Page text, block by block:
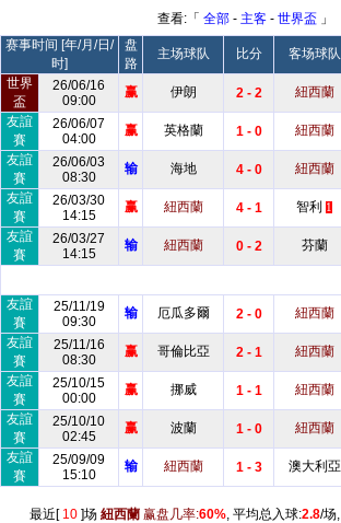
查看:「 全部- 主客- 世界盃 」
赛事时间 [年/月/日/
时]
盘
路
主场球队 比分 客场球队
世界
盃
26/06/16
09:00
赢 伊朗 2 - 2 紐西蘭
友誼
賽
26/06/07
04:00
赢 英格蘭 1 - 0 紐西蘭
友誼
賽
26/06/03
08:30
输 海地 4 - 0 紐西蘭
友誼
賽
26/03/30
14:15
赢 紐西蘭 4 - 1 智利 1
友誼
賽
26/03/27
14:15
输 紐西蘭 0 - 2 芬蘭
友誼
賽
25/11/19
09:30
输 厄瓜多爾 2 - 0 紐西蘭
友誼
賽
25/11/16
08:30
赢 哥倫比亞 2 - 1 紐西蘭
友誼
賽
25/10/15
00:00
赢 挪威 1 - 1 紐西蘭
友誼
賽
25/10/10
02:45
赢 波蘭 1 - 0 紐西蘭
友誼
賽
25/09/09
15:10
输 紐西蘭 1 - 3 澳大利亞
最近[ 10]场 紐西蘭赢盘几率:60%, 平均总入球:2.8/场,